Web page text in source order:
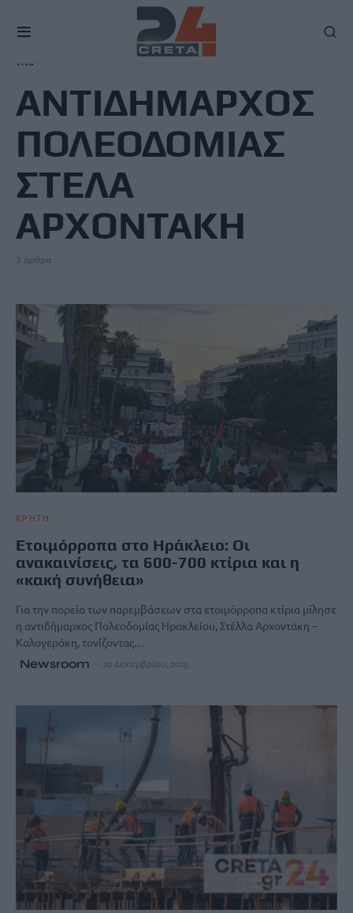
TAG
ΑΝΤΙΔΗΜΑΡΧΟΣ
ΠΟΛΕΟΔΟΜΙΑΣ
ΣΤΕΛΑ
ΑΡΧΟΝΤΑΚΗ
3 άρθρα
ΚΡΗΤΗ
Ετοιμόρροπα στο Ηράκλειο: Οι
ανακαινίσεις, τα 600-700 κτίρια και η
«κακή συνήθεια»
Για την πορεία των παρεμβάσεων στα ετοιμόρροπα κτίρια μίλησε
η αντιδήμαρχος Πολεοδομίας Ηρακλείου, Στέλλα Αρχοντάκη –
Καλογεράκη, τονίζοντας…
Newsroom 29 Δεκεμβρίου, 2025